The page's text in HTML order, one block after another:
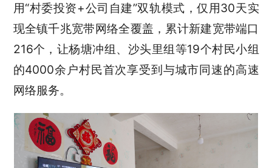
用“村委投资+公司自建”双轨模式，仅用30天实
现全镇千兆宽带网络全覆盖，累计新建宽带端口
216个，让杨塘冲组、沙头里组等19个村民小组
的4000余户村民首次享受到与城市同速的高速
网络服务。